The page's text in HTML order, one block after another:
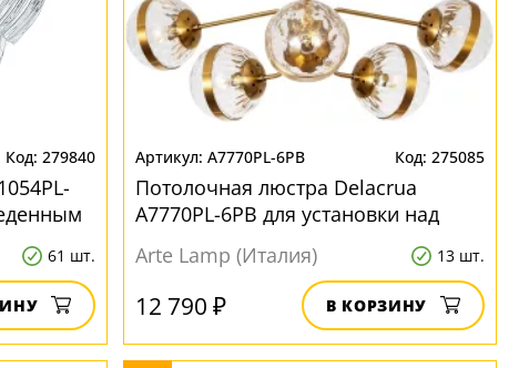
279840
61 шт.
A7770PL-6PB 275085
Потолочная люстра Delacrua
A7770PL-6PB для установки над
Arte Lamp (Италия) 13 шт.
12 790 ₽ В КОРЗИНУ